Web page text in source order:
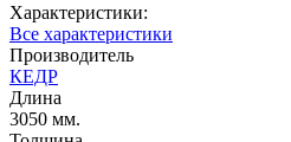
Характеристики:
Все характеристики
Производитель
КЕДР
Длина
3050 мм.